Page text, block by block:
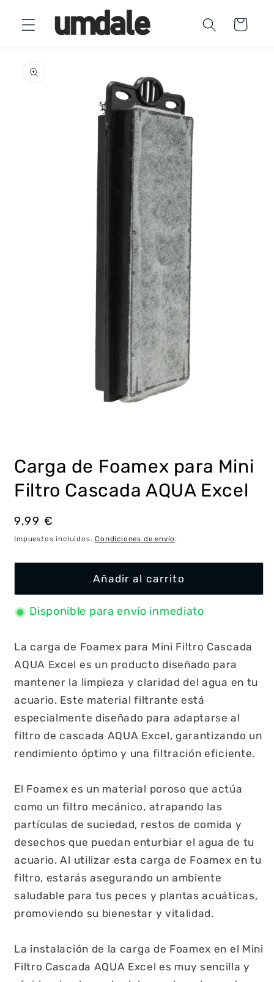
directamente
al contenido
Carrito
a la
información
1
en
una
ventana
Carga de Foamex para Mini
Filtro Cascada AQUA Excel
Precio
habitual
9,99 €
Impuestos incluidos.Condiciones de envío.
Añadir al carrito
Disponible para envío inmediato
La carga de Foamex para Mini Filtro Cascada
AQUA Excel es un producto diseñado para
mantener la limpieza y claridad del agua en tu
acuario. Este material filtrante está
especialmente diseñado para adaptarse al
filtro de cascada AQUA Excel, garantizando un
rendimiento óptimo y una filtración eficiente.
El Foamex es un material poroso que actúa
como un filtro mecánico, atrapando las
partículas de suciedad, restos de comida y
desechos que puedan enturbiar el agua de tu
acuario. Al utilizar esta carga de Foamex en tu
filtro, estarás asegurando un ambiente
saludable para tus peces y plantas acuáticas,
promoviendo su bienestar y vitalidad.
La instalación de la carga de Foamex en el Mini
Filtro Cascada AQUA Excel es muy sencilla y